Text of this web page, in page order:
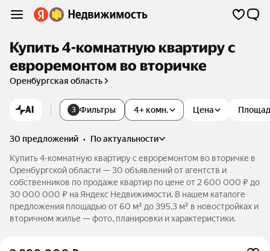
Купить 4-комнатную квартиру с
евроремонтом во вторичке
Оренбургская область
AI 3 Фильтры 4+ комн. Цена
30 предложений •
по актуальности
Купить 4-комнатную квартиру с евроремонтом во вторичке в
Оренбургской области — 30 объявлений от агентств и
собственников по продаже квартир по цене от 2 600 000 ₽ до
30 000 000 ₽ на Яндекс Недвижимости. В нашем каталоге
предложения площадью от 60 м² до 395,3 м² в новостройках и
вторичном жилье — фото, планировки и характеристики.